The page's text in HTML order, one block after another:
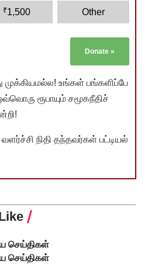
₹1,500 Other
Donate »
உங்கள் பங்களிப்பே
ரூபாயும் சமூகநீதிச்
நிதி தந்தவர்கள் பட்டியல்
செய்திகள்
செய்திகள்